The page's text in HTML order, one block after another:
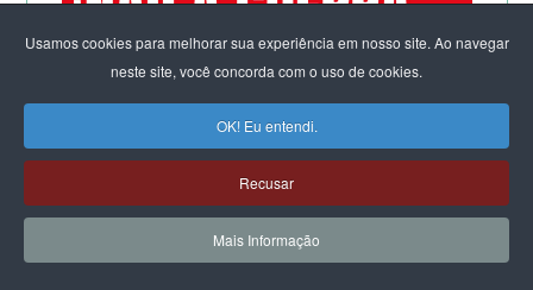
Usamos cookies para melhorar sua experiência em nosso site. Ao navegar
neste site, você concorda com o uso de cookies.
OK! Eu entendi.
Recusar
Mais Informação